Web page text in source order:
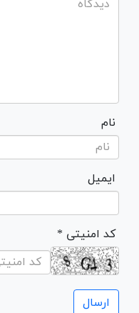
نام
ایمیل
* کد امنیتی